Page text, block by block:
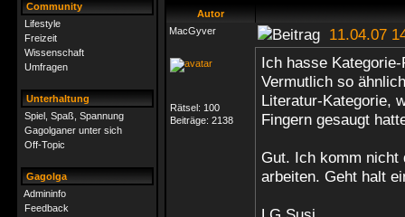
Community
Lifestyle
Freizeit
Wissenschaft
Umfragen
Unterhaltung
Spiel, Spaß, Spannung
Gagolganer unter sich
Off-Topic
Gagolga
Admininfo
Feedback
Autor
MacGyver
11.04.07
Rätsel: 100
Beiträge: 2138
Ich hasse
Vermutlich so
Literatur-Kategorie,
Fingern gesaugt
Gut. Ich komm nicht
arbeiten. Geht halt